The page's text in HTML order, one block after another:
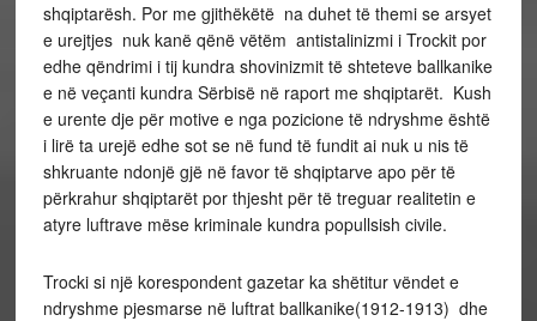
shqiptarësh. Por me gjithëkëtë na duhet të themi se arsyet
e urejtjes nuk kanë qënë vëtëm antistalinizmi i Trockit por
edhe qëndrimi i tij kundra shovinizmit të shteteve ballkanike
e në veçanti kundra Sërbisë në raport me shqiptarët. Kush
e urente dje për motive e nga pozicione të ndryshme është
i lirë ta urejë edhe sot se në fund të fundit ai nuk u nis të
shkruante ndonjë gjë në favor të shqiptarve apo për të
përkrahur shqiptarët por thjesht për të treguar realitetin e
atyre luftrave mëse kriminale kundra popullsish civile.
Trocki si një korespondent gazetar ka shëtitur vëndet e
ndryshme pjesmarse në luftrat ballkanike(1912-1913) dhe